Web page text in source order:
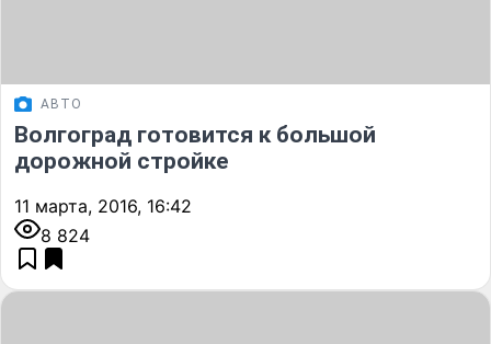
АВТО
Волгоград готовится к большой
дорожной стройке
11 марта, 2016, 16:42
8 824